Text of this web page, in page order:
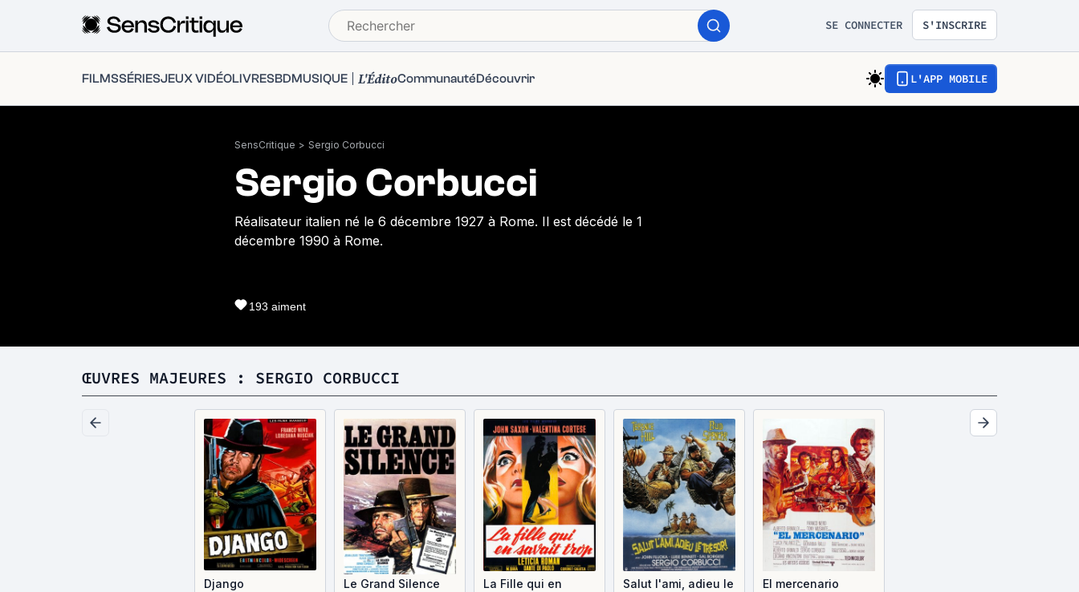
SE CONNECTER S'INSCRIRE
FILMSSÉRIESJEUX VIDÉOLIVRESBDMUSIQUE L'ÉditoCommunautéDécouvrir L'APP MOBILE
SensCritique > Sergio Corbucci
Sergio Corbucci
Réalisateur italien né le 6 décembre 1927 à Rome. Il est décédé le 1
décembre 1990 à Rome.
193 aiment
ŒUVRES MAJEURES : SERGIO CORBUCCI
Django Le Grand Silence
La Fille qui en
Salut l'ami, adieu le
El mercenario